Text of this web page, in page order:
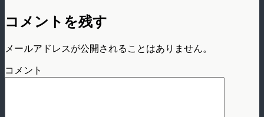
コメントを残す
メールアドレスが公開されることはありません。
コメント